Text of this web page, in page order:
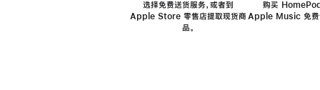
选择免费送货服务，或者到
Apple Store 零售店提取现货商
品。
购买
Apple Music 免费